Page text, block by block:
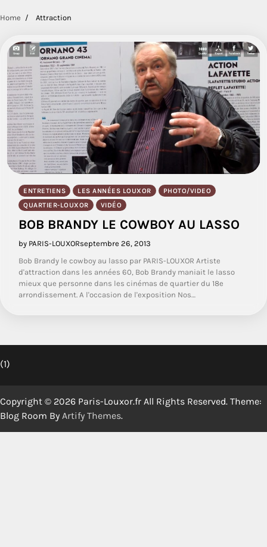
Home Attraction
ENTRETIENS LES ANNÉES LOUXOR
PHOTO/VIDEO
QUARTIER-LOUXOR
VIDÉO
BOB BRANDY LE COWBOY AU LASSO
by PARIS-LOUXORseptembre 26, 2013
Bob Brandy le cowboy au lasso par PARIS-LOUXOR Artiste
d'attraction dans les années 60, Bob Brandy maniait le lasso
mieux que personne dans les cinémas de quartier du 18e
arrondissement. A l'occasion de l'exposition Nos…
(1)
Copyright © 2026 Paris-Louxor.fr All Rights Reserved. Theme:
Blog Room By Artify Themes.